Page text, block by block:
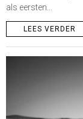
als eersten…
LEES VERDER